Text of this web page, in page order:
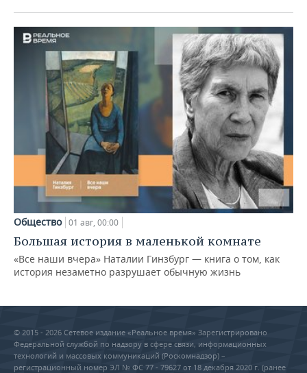
Общество 01 авг, 00:00
Большая история в маленькой комнате
«Все наши вчера» Наталии Гинзбург — книга о том, как
история незаметно разрушает обычную жизнь
© 2015 - 2026 Сетевое издание «Реальное время» Зарегистрировано
Федеральной службой по надзору в сфере связи, информационных
технологий и массовых коммуникаций (Роскомнадзор) –
регистрационный номер ЭЛ № ФС 77 - 79627 от 18 декабря 2020 г. (ранее